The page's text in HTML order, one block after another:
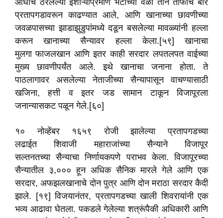
आधीच ठरलेल्या इशाऱ्याप्रमाणे भेटीच्या वेळी तीन तोफांचे बार
प्रतापगडावरून काढण्यात आले, आणि खानाच्या छावणीच्या
जवळपासच्या झाडाझुडुपांमध्ये दडून बसलेल्या मावळ्यांनी हल्ला
करून खानाच्या सैन्यावर हल्ला केला.[५९] खानाचा
मुलगा फाजलखान आणि इतर काही सरदार लपतलपत वाईच्या
मुख्य छावणीपर्यंत आले. इथे खानाचा जनाना होता. ते
पाठलागावर असलेल्या नेताजीच्या सैन्यापासून वाचण्यासाठी
खजिना, हत्ती व इतर जड सामान टाकून विजापूरला
जनान्यासकट पळून गेले.[६०]
१० नोव्हेंबर १६५९ रोजी झालेल्या प्रतापगडच्या
लढाईत शिवाजी महाराजांच्या सैन्याने विजापूर
सल्तनतच्या सैन्याचा निर्णायकपणे पराभव केला. विजापूरच्या
सैन्यातील ३,००० हून अधिक सैनिक मारले गेले आणि एक
सरदार, अफझलखानाचे दोन पुत्र आणि दोन मराठा सरदार कैदी
झाले. [१९] विजयानंतर, प्रतापगडच्या खाली शिवरायांनी एक
भव्य आढावा घेतला. पकडले गेलेल्या शत्रूंपैकी अधिकारी आणि